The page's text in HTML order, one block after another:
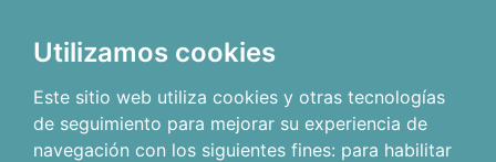
Utilizamos cookies
Este sitio web utiliza cookies y otras tecnologías
de seguimiento para mejorar su experiencia de
navegación con los siguientes fines: para habilitar